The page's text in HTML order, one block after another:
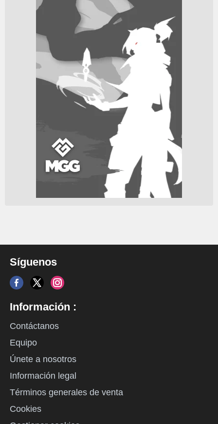
Síguenos
Información :
Contáctanos
Equipo
Únete a nosotros
Información legal
Términos generales de venta
Cookies